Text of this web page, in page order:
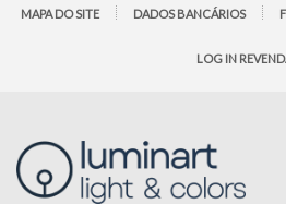
MAPA DO SITE DADOS BANCÁRIOS
LOG IN